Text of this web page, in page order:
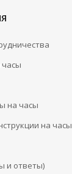
часы
на часы
на часы
и ответы)